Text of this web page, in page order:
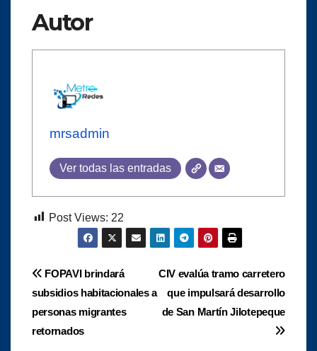
Autor
mrsadmin
Ver todas las entradas
Post Views: 22
Navegación
de
entradas
CIV evalúa tramo carretero
que impulsará desarrollo
de San Martín Jilotepeque
FOPAVI brindará
subsidios habitacionales a
personas migrantes
retornados